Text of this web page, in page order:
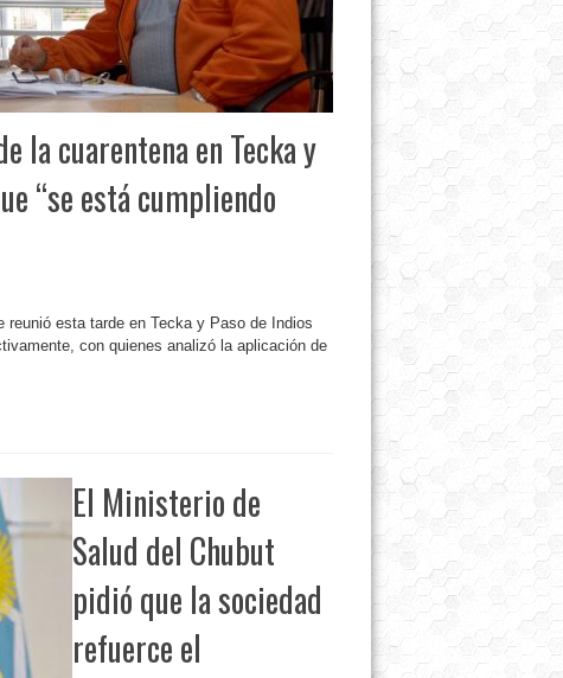
la cuarentena en Tecka y
“se está cumpliendo
esta tarde en Tecka y Paso de Indios
con quienes analizó la aplicación de
El Ministerio de
Salud del Chubut
pidió que la sociedad
refuerce el